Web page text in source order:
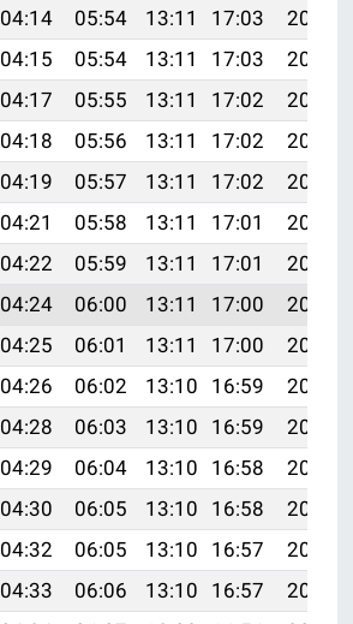
04:14 05:54 13:11 17:03
20:19
04:15 05:54 13:11 17:03
20:18
04:17 05:55 13:11 17:02
20:17
04:18 05:56 13:11 17:02
20:16
04:19 05:57 13:11 17:02
20:15
04:21 05:58 13:11 17:01
20:14
04:22 05:59 13:11 17:01
20:13
04:24 06:00 13:11 17:00
20:12
04:25 06:01 13:11 17:00
20:10
04:26 06:02 13:10 16:59
20:09
04:28 06:03 13:10 16:59
20:08
04:29 06:04 13:10 16:58
20:07
04:30 06:05 13:10 16:58
20:05
04:32 06:05 13:10 16:57
20:04
04:33 06:06 13:10 16:57
20:03